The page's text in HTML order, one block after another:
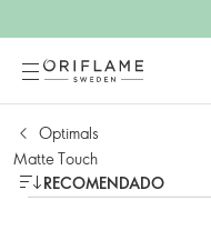
Optimals
Matte Touch
RECOMENDADO